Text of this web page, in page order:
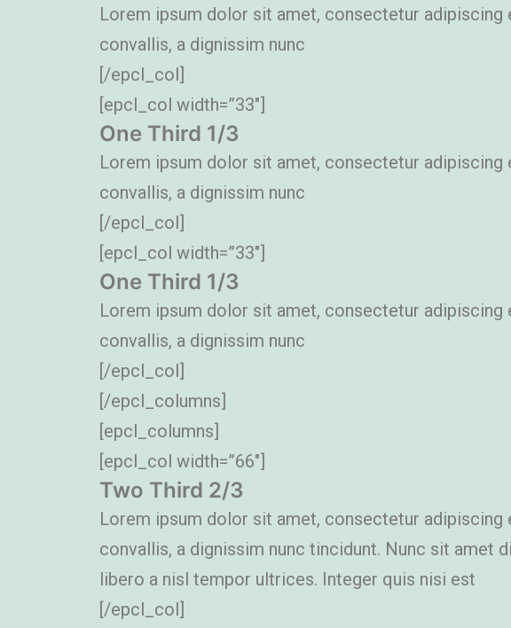
Lorem ipsum dolor sit amet, consectetur adipiscing
convallis, a dignissim nunc
[/epcl_col]
[epcl_col width=”33″]
One Third 1/3
Lorem ipsum dolor sit amet, consectetur adipiscing
convallis, a dignissim nunc
[/epcl_col]
[epcl_col width=”33″]
One Third 1/3
Lorem ipsum dolor sit amet, consectetur adipiscing
convallis, a dignissim nunc
[/epcl_col]
[/epcl_columns]
[epcl_columns]
[epcl_col width=”66″]
Two Third 2/3
Lorem ipsum dolor sit amet, consectetur adipiscing
convallis, a dignissim nunc tincidunt. Nunc sit amet
libero a nisl tempor ultrices. Integer quis nisi est
[/epcl_col]